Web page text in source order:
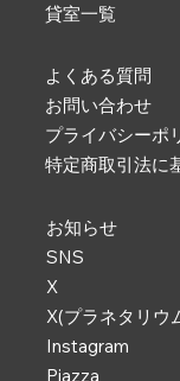
貸室一覧
よくある質問
お問い合わせ
プライバシーポ
特定商取引法に
お知らせ
SNS
X
X(プラネタリウ
Instagram
Piazza